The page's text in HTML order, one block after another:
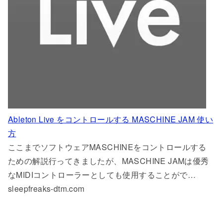
Ableton Live をコントロールする MASCHINE JAM 使い
方
ここまでソフトウェアMASCHINEをコントロールする
ための解説行ってきましたが、MASCHINE JAMは優秀
なMIDIコントローラーとしても使用することがで…
sleepfreaks-dtm.com